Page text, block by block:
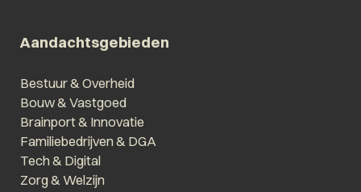
Aandachtsgebieden
Bestuur & Overheid
Bouw & Vastgoed
Brainport & Innovatie
Familiebedrijven & DGA
Tech & Digital
Zorg & Welzijn